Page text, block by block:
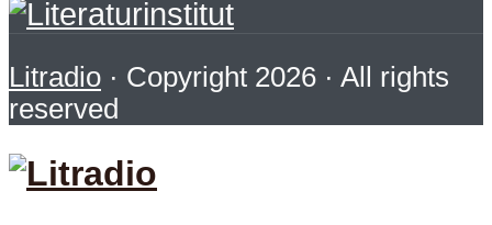
Litradio · Copyright 2026 · All rights
reserved